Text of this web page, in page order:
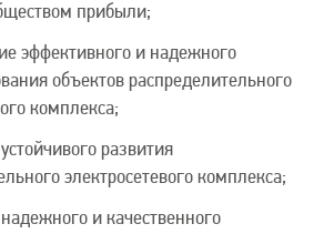
прибыли;
эффективного и надежного
объектов распределительного
комплекса;
развития
электросетевого комплекса;
и качественного